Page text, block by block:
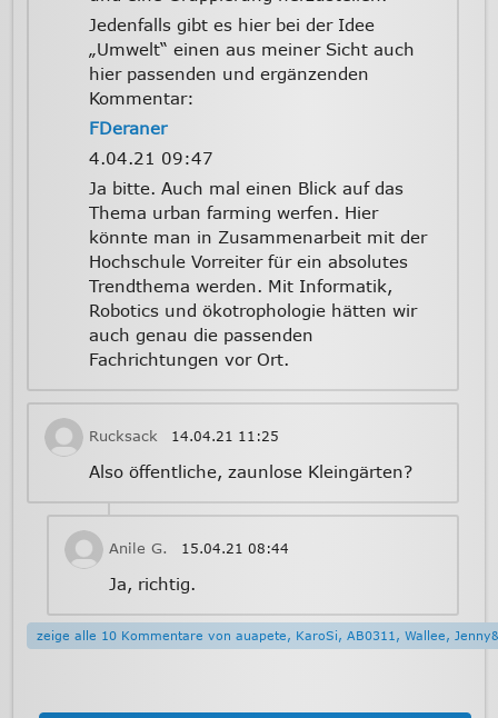
Jedenfalls gibt es hier bei der Idee
„Umwelt“ einen aus meiner Sicht auch
hier passenden und ergänzenden
Kommentar:
FDeraner
4.04.21 09:47
Ja bitte. Auch mal einen Blick auf das
Thema urban farming werfen. Hier
könnte man in Zusammenarbeit mit der
Hochschule Vorreiter für ein absolutes
Trendthema werden. Mit Informatik,
Robotics und ökotrophologie hätten wir
auch genau die passenden
Fachrichtungen vor Ort.
Rucksack 14.04.21 11:25
Also öffentliche, zaunlose Kleingärten?
Anile G. 15.04.21 08:44
Ja, richtig.
zeige alle 10 Kommentare von auapete, KaroSi, AB0311, Wallee,